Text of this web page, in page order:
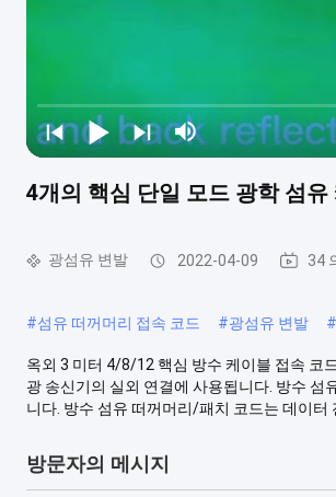
4개의 핵심 단일 모드 광학 섬
광섬유 변발 2022-04-09 34
#섬유 떠꺼머리 접속 코드 #광섬유 변발 #
옥외 3 미터 4/8/12 핵심 방수 케이블 접속 코
광 송신기의 실외 연결에 사용됩니다. 방수 섬
니다. 방수 섬유 떠꺼머리/패치 코드는 데이터
방문자의 메시지